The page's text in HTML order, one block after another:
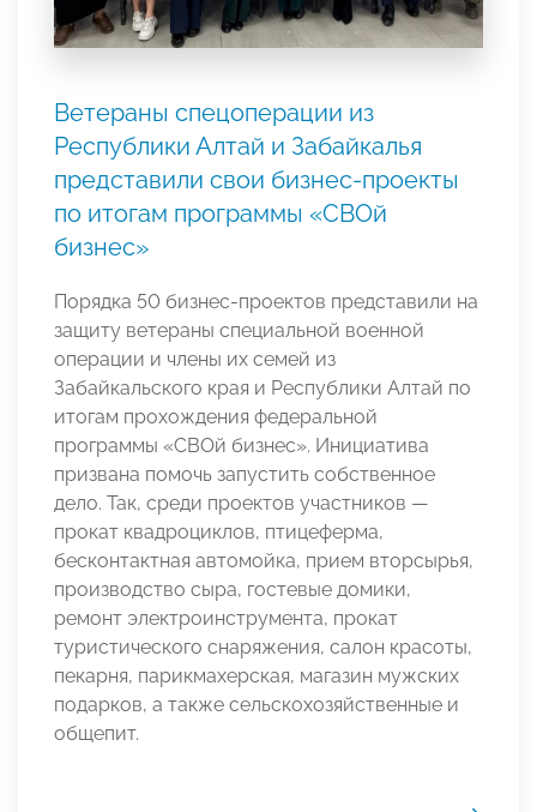
Ветераны спецоперации из
Республики Алтай и Забайкалья
представили свои бизнес-проекты
по итогам программы «СВОй
бизнес»
Порядка 50 бизнес-проектов представили на
защиту ветераны специальной военной
операции и члены их семей из
Забайкальского края и Республики Алтай по
итогам прохождения федеральной
программы «СВОй бизнес». Инициатива
призвана помочь запустить собственное
дело. Так, среди проектов участников —
прокат квадроциклов, птицеферма,
бесконтактная автомойка, прием вторсырья,
производство сыра, гостевые домики,
ремонт электроинструмента, прокат
туристического снаряжения, салон красоты,
пекарня, парикмахерская, магазин мужских
подарков, а также сельскохозяйственные и
общепит.